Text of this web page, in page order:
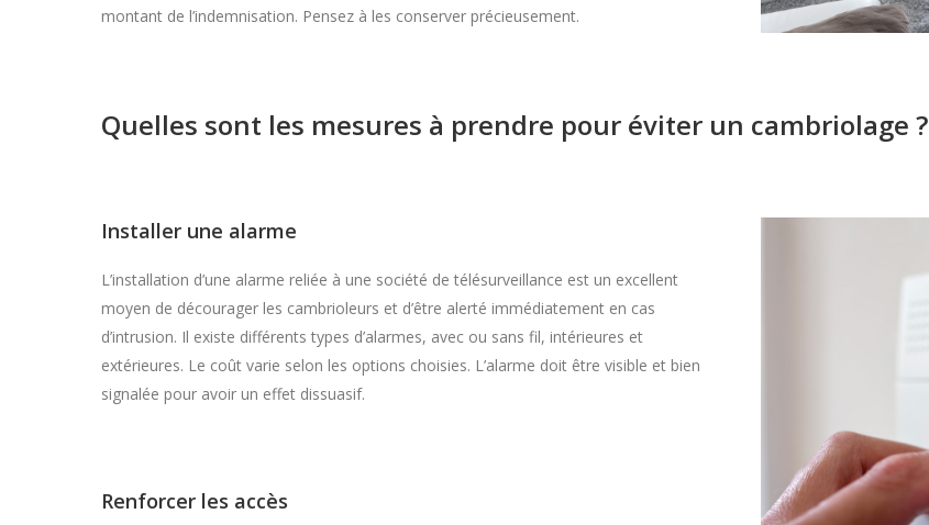
montant de l’indemnisation. Pensez à les conserver précieusement.
Quelles sont les mesures à prendre pour éviter un cambriolage ?
Installer une alarme
L’installation d’une alarme reliée à une société de télésurveillance est un excellent
moyen de décourager les cambrioleurs et d’être alerté immédiatement en cas
d’intrusion. Il existe différents types d’alarmes, avec ou sans fil, intérieures et
extérieures. Le coût varie selon les options choisies. L’alarme doit être visible et bien
signalée pour avoir un effet dissuasif.
Renforcer les accès